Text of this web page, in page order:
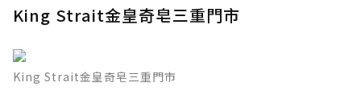
King Strait金皇奇皂三重門市
King Strait金皇奇皂三重門市